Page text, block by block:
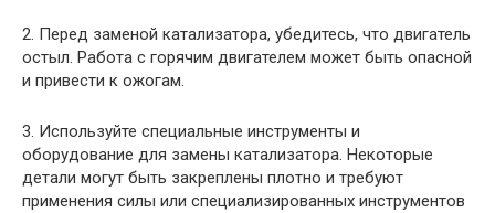
2. Перед заменой катализатора, убедитесь, что двигатель
остыл. Работа с горячим двигателем может быть опасной
и привести к ожогам.
3. Используйте специальные инструменты и
оборудование для замены катализатора. Некоторые
детали могут быть закреплены плотно и требуют
применения силы или специализированных инструментов